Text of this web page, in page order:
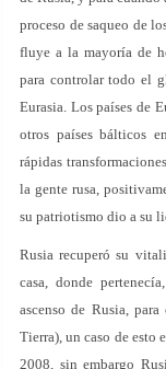
proceso de saqueo de
fluye a la mayoría de
para controlar todo el
Eurasia. Los países de
otros países bálticos
rápidas
la gente rusa,
su patriotismo dio a su
Rusia recuperó su
casa, donde
ascenso de Rusia,
Tierra), un caso de esto
2008, sin embargo